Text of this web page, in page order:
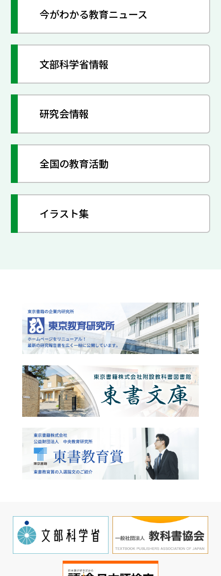
今がわかる教育ニュース
文部科学省情報
研究会情報
全国の教育活動
イラスト集